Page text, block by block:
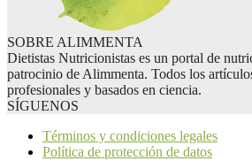
SOBRE ALIMMENTA
Dietistas Nutricionistas es un portal de
patrocinio de Alimmenta. Todos los
profesionales y basados en ciencia.
SÍGUENOS
Términos y condiciones legales
Política de protección de datos